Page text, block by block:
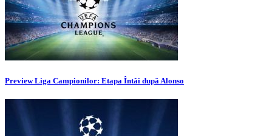
Preview Liga Campionilor: Etapa Întâi după Alonso